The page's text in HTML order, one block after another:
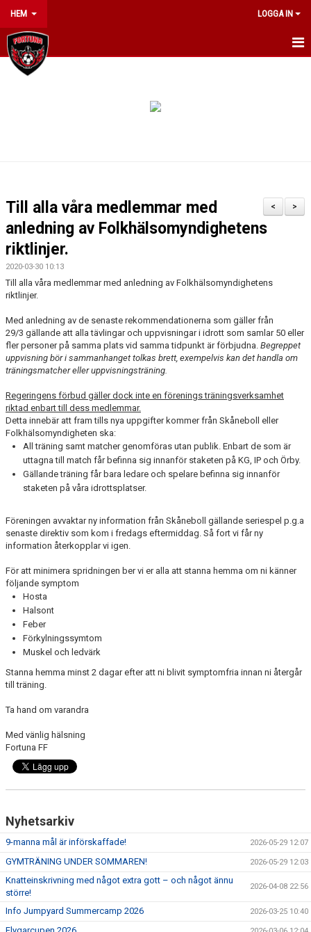
HEM LOGGA IN
HEM
ARRANGEMANG
KALENDER
MATCHER
MEDLEMSKAP 2026
MEDLEMSKAP
FORTUNARABATTEN
FORTUNASHOPPEN
TRÄNINGSTIDER GRÄS 2026
BOLLKALLAR/FIOR
>
<
Till alla våra medlemmar med
anledning av Folkhälsomyndighetens
riktlinjer.
2020-03-30 10:13
Till alla våra medlemmar med anledning av Folkhälsomyndighetens
riktlinjer.
Med anledning av de senaste rekommendationerna som gäller från
29/3 gällande att alla tävlingar och uppvisningar i idrott som samlar 50 eller
fler personer på samma plats vid samma tidpunkt är förbjudna. Begreppet
uppvisning bör i sammanhanget tolkas brett, exempelvis kan det handla om
träningsmatcher eller uppvisningsträning.
Regeringens förbud gäller dock inte en förenings träningsverksamhet
riktad enbart till dess medlemmar.
Detta innebär att fram tills nya uppgifter kommer från Skåneboll eller
Folkhälsomyndigheten ska:
All träning samt matcher genomföras utan publik. Enbart de som är
uttagna till match får befinna sig innanför staketen på KG, IP och Örby.
Gällande träning får bara ledare och spelare befinna sig innanför
staketen på våra idrottsplatser.
Föreningen avvaktar ny information från Skåneboll gällande seriespel p.g.a
senaste direktiv som kom i fredags eftermiddag. Så fort vi får ny
information återkopplar vi igen.
För att minimera spridningen ber vi er alla att stanna hemma om ni känner
följande symptom
Hosta
Halsont
Feber
Förkylningssymtom
Muskel och ledvärk
Stanna hemma minst 2 dagar efter att ni blivit symptomfria innan ni återgår
till träning.
Ta hand om varandra
Med vänlig hälsning
Fortuna FF
Nyhetsarkiv
9-manna mål är införskaffade! 2026-05-29 12:07
GYMTRÄNING UNDER SOMMAREN! 2026-05-29 12:03
Knatteinskrivning med något extra gott – och något ännu
större!
2026-04-08 22:56
Info Jumpyard Summercamp 2026 2026-03-25 10:40